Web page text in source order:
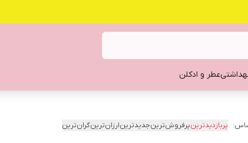
عطر و ادکلن
پربازدیدترینپرفروش‌ترینجدیدترینارزان‌ترینگران‌ترین